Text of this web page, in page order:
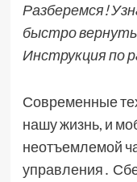
Разберемся!
быстро
Инструкция по
Современные
нашу жизнь, и
неотъемлемой
управления․